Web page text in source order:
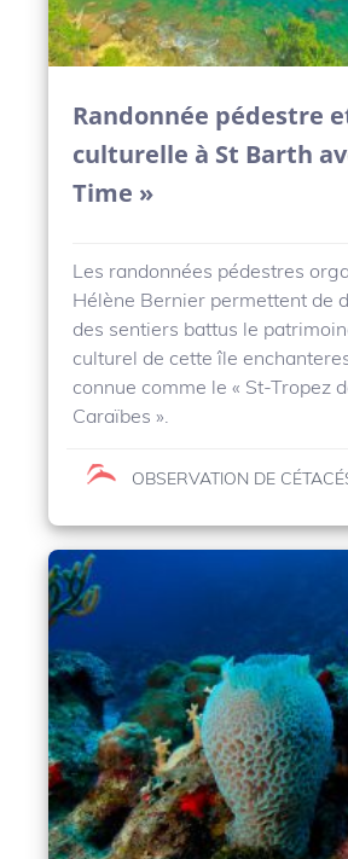
Randonnée pédestre
culturelle à St Barth
Time »
Les randonnées pédestres
Hélène Bernier permettent de
des sentiers battus le
culturel de cette île
connue comme le « St-Tropez
Caraïbes ».